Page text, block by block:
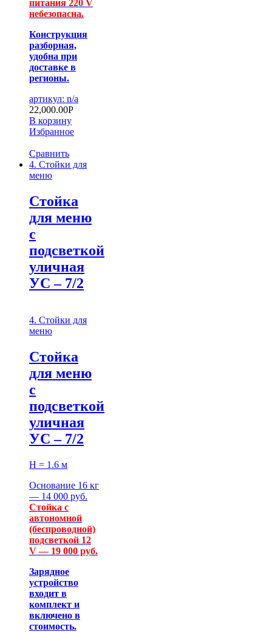
питания 220 V
небезопасна.
Конструкция
разборная,
удобна при
доставке в
регионы.
артикул: n/a
22,000.00Р
В корзину
Избранное
Сравнить
4. Стойки для
меню
Стойка
для меню
с
подсветкой
уличная
УС – 7/2
4. Стойки для
меню
Стойка
для меню
с
подсветкой
уличная
УС – 7/2
H = 1.6 м
Основание 16 кг
— 14 000 руб.
Стойка с
автономной
(беспроводной)
подсветкой 12
V — 19 000 руб.
Зарядное
устройство
входит в
комплект и
включено в
стоимость.